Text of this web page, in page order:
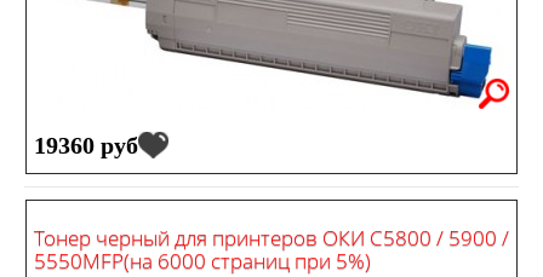
19360 руб
Тонер черный для принтеров ОКИ С5800 / 5900 /
5550MFP(на 6000 страниц при 5%)